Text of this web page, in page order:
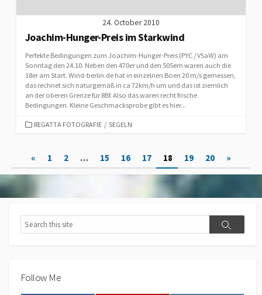
24. October 2010
Joachim-Hunger-Preis im Starkwind
Perfekte Bedingungen zum Joachim-Hunger-Preis (PYC / VSaW) am
Sonntag den 24.10. Neben den 470er und den 505ern waren auch die
18er am Start. Wind-berlin.de hat in einzelnen Böen 20 m/s gemessen,
das rechnet sich naturgemäß in ca 72km/h um und das ist ziemlich
an der oberen Grenze für 8Bf. Also das waren recht frische
Bedingungen. Kleine Geschmacksprobe gibt es hier...
CATEGORIES
REGATTA FOTOGRAFIE / SEGELN
Posts
pagination
« 1 2 … 15 16 17 18 19 20 »
Search
Search
Follow Me